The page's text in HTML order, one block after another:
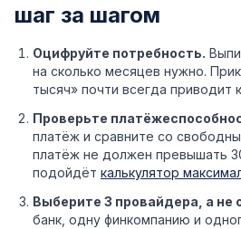
шаг за шагом
Оцифруйте потребность.
на сколько месяцев нужно.
тысяч» почти всегда приводит
Проверьте
платёж и сравните со
платёж не должен превышать
подойдёт калькулятор
Выберите 3 провайдера, а не
банк, одну финкомпанию и